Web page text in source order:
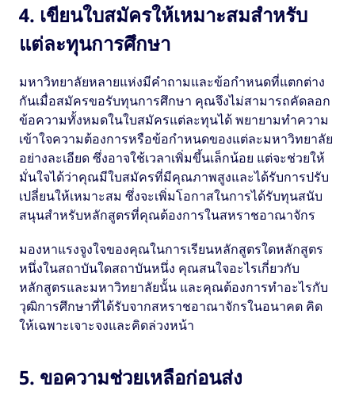
4. เขียนใบสมัครให้เหมาะสมสำหรับ
แต่ละทุนการศึกษา
มหาวิทยาลัยหลายแห่งมีคําถามและข้อกําหนดที่แตกต่าง
กันเมื่อสมัครขอรับทุนการศึกษา คุณจึงไม่สามารถคัดลอก
ข้อความทั้งหมดในใบสมัครแต่ละทุนได้ พยายามทําความ
เข้าใจความต้องการหรือข้อกำหนดของแต่ละมหาวิทยาลัย
อย่างละเอียด ซึ่งอาจใช้เวลาเพิ่มขึ้นเล็กน้อย แต่จะช่วยให้
มั่นใจได้ว่าคุณมีใบสมัครที่มีคุณภาพสูงและได้รับการปรับ
เปลี่ยนให้เหมาะสม ซึ่งจะเพิ่มโอกาสในการได้รับทุนสนับ
สนุนสําหรับหลักสูตรที่คุณต้องการในสหราชอาณาจักร
มองหาแรงจูงใจของคุณในการเรียนหลักสูตรใดหลักสูตร
หนึ่งในสถาบันใดสถาบันหนึ่ง คุณสนใจอะไรเกี่ยวกับ
หลักสูตรและมหาวิทยาลัยนั้น และคุณต้องการทําอะไรกับ
วุฒิการศึกษาที่ได้รับจากสหราชอาณาจักรในอนาคต คิด
ให้เฉพาะเจาะจงและคิดล่วงหน้า
5. ขอความช่วยเหลือก่อนส่ง